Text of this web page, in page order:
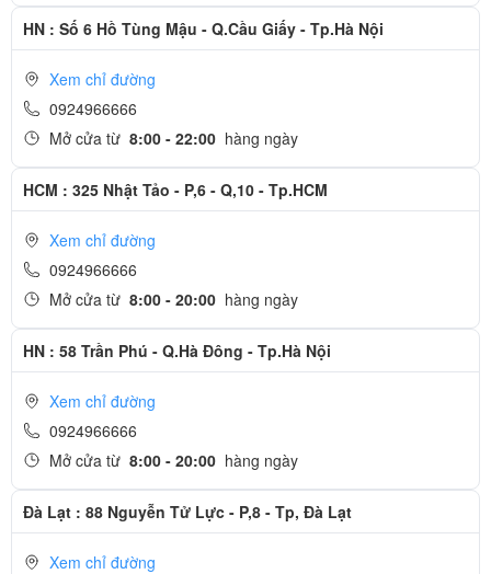
HN : Số 6 Hồ Tùng Mậu - Q.Cầu Giấy - Tp.Hà Nội
Xem chỉ đường
0924966666
Mở cửa từ 8:00 - 22:00 hàng ngày
HCM : 325 Nhật Tảo - P,6 - Q,10 - Tp.HCM
Xem chỉ đường
0924966666
Mở cửa từ 8:00 - 20:00 hàng ngày
HN : 58 Trần Phú - Q.Hà Đông - Tp.Hà Nội
Xem chỉ đường
0924966666
Mở cửa từ 8:00 - 20:00 hàng ngày
Đà Lạt : 88 Nguyễn Tử Lực - P,8 - Tp, Đà Lạt
Xem chỉ đường